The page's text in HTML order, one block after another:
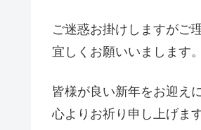
ご迷惑お掛けしますがご
宜しくお願いいまします。
皆様が良い新年をお迎え
心よりお祈り申し上げます